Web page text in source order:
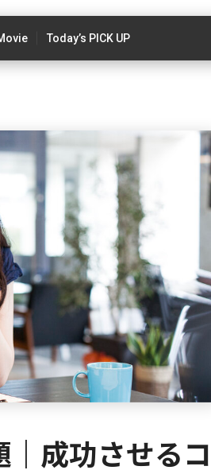
Today’s PICK UP
成功させるコ